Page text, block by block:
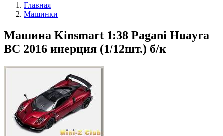
Главная
Машинки
Машина Kinsmart 1:38 Pagani Huayra
BC 2016 инерция (1/12шт.) б/к